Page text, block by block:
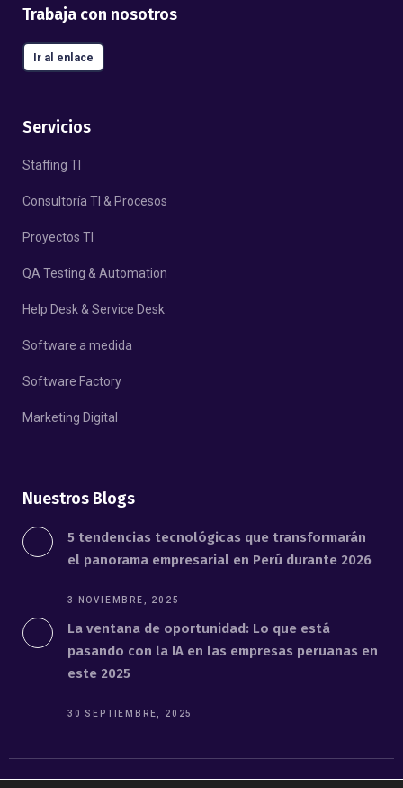
Trabaja con nosotros
Ir al enlace
Servicios
Staffing TI
Consultoría TI & Procesos
Proyectos TI
QA Testing & Automation
Help Desk & Service Desk
Software a medida
Software Factory
Marketing Digital
Nuestros Blogs
5 tendencias tecnológicas que transformarán
el panorama empresarial en Perú durante 2026
3 NOVIEMBRE, 2025
La ventana de oportunidad: Lo que está
pasando con la IA en las empresas peruanas en
este 2025
30 SEPTIEMBRE, 2025